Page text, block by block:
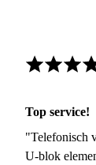
Top service!
"Telefonisch
U-blok